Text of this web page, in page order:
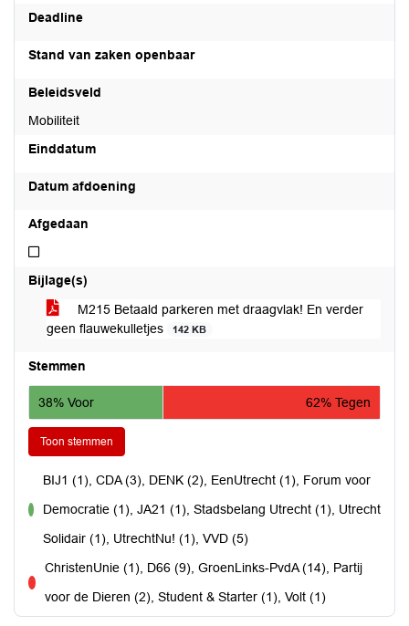
Deadline
Stand van zaken openbaar
Beleidsveld
Mobiliteit
Einddatum
Datum afdoening
Afgedaan
Niet afgedaan
Bijlage(s)
M215 Betaald parkeren met draagvlak! En verder
geen flauwekulletjes
142 KB
Stemmen
38% Voor 62% Tegen
Toon stemmen
BIJ1 (1), CDA (3), DENK (2), EenUtrecht (1), Forum voor
Democratie (1), JA21 (1), Stadsbelang Utrecht (1), Utrecht
Solidair (1), UtrechtNu! (1), VVD (5)
tegen
ChristenUnie (1), D66 (9), GroenLinks-PvdA (14), Partij
voor de Dieren (2), Student & Starter (1), Volt (1)